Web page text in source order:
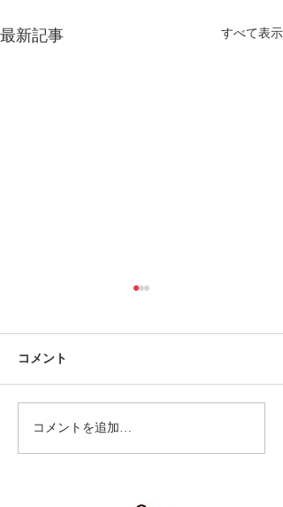
最新記事 すべて表示
ゴールデンウィーク営業
のお知らせ
コメント
コメントを追加…